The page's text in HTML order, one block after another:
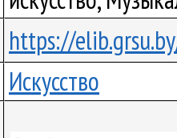
https://
Искусство